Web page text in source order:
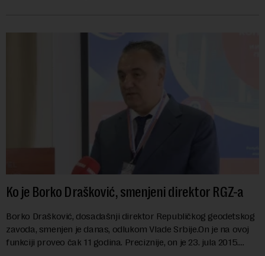
Ko je Borko Drašković, smenjeni direktor RGZ-a
Borko Drašković, dosadašnji direktor Republičkog geodetskog
zavoda, smenjen je danas, odlukom Vlade Srbije.On je na ovoj
funkciji proveo čak 11 godina. Preciznije, on je 23. jula 2015.